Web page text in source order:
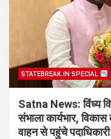
STATEBREAK.IN SPECIAL
Satna News: विंध्य
संभाला कार्यभार,
वाहन से पहुंचे